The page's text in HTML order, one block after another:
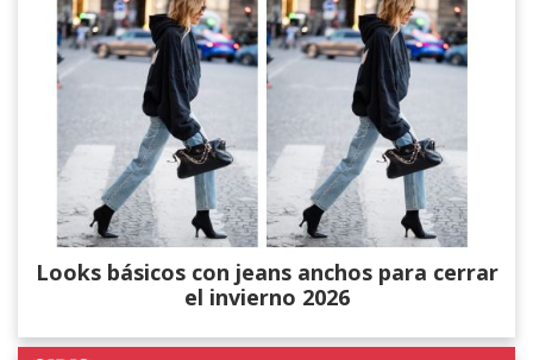
Looks básicos con jeans anchos para cerrar
el invierno 2026